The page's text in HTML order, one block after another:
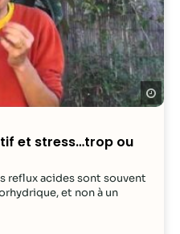
et stress…trop ou
reflux acides sont souvent
et non à un